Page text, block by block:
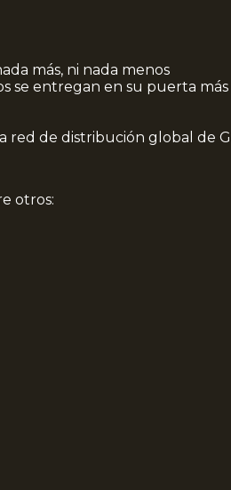
más, ni nada menos
se entregan en su puerta
red de distribución global de
otros: